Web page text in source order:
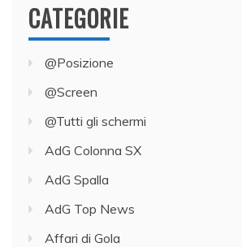
CATEGORIE
@Posizione
@Screen
@Tutti gli schermi
AdG Colonna SX
AdG Spalla
AdG Top News
Affari di Gola